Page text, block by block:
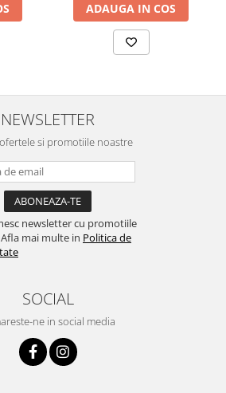
ADAUGA IN COS
NEWSLETTER
si promotiile noastre
newsletter cu promotiile
mai multe in Politica de
SOCIAL
ne in social media